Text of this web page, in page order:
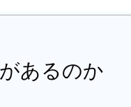
あるのか